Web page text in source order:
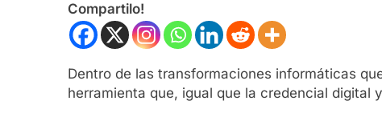
Compartilo!
Dentro de las transformaciones informáticas
herramienta que, igual que la credencial